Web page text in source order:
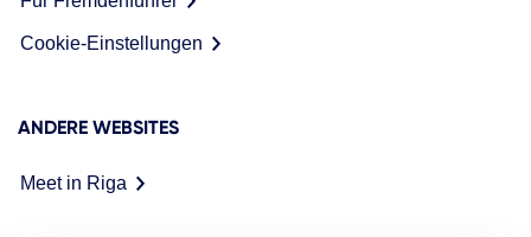
Cookie-Einstellungen
ANDERE WEBSITES
Meet in Riga